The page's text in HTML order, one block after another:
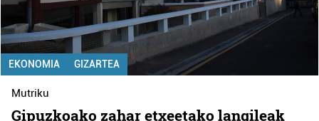
EKONOMIA GIZARTEA
Mutriku
Gipuzkoako zahar etxeetako langileak